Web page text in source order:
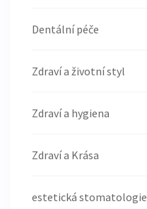
Dentální péče
Zdraví a životní styl
Zdraví a hygiena
Zdraví a Krása
estetická stomatologie